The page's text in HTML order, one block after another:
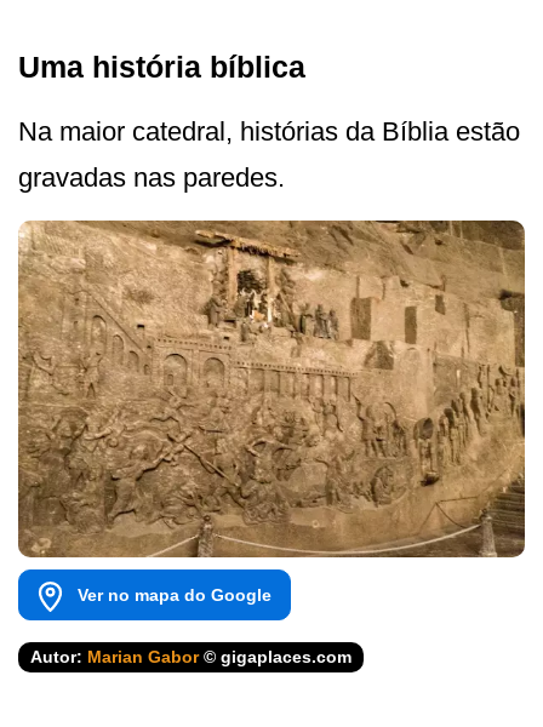
Uma história bíblica
Na maior catedral, histórias da Bíblia estão
gravadas nas paredes.
Ver no mapa do Google
Autor: Marian Gabor© gigaplaces.com